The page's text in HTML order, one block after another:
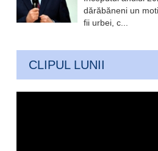
dărăbăneni un
fii urbei, c...
CLIPUL LUNII